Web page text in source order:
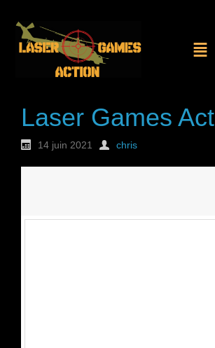
Laser Games
14 juin 2021 chris